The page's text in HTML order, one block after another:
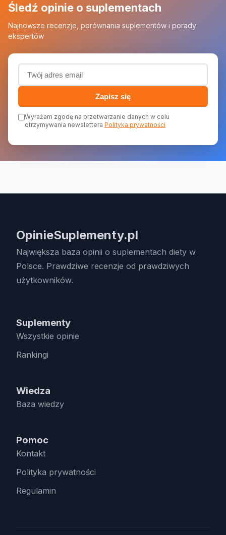
Śledź opinie o suplementach
Najnowsze recenzje, porównania suplementów i porady
ekspertów
Adres email (wymagany)
Zapisz się
Wyrażam zgodę na przetwarzanie danych w celu
otrzymywania newslettera Polityka prywatności
OpinieSuplementy.pl
Największa baza opinii o suplementach diety w
Polsce. Prawdziwe recenzje od prawdziwych
użytkowników.
Suplementy
Wszystkie opinie
Rankingi
Wiedza
Baza wiedzy
Pomoc
Kontakt
Polityka prywatności
Regulamin